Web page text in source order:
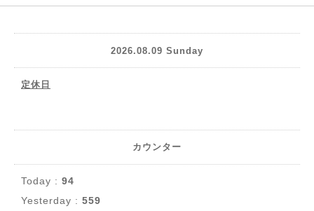
2026.08.09 Sunday
定休日
カウンター
Today : 94
Yesterday : 559